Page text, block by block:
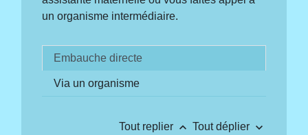
un organisme intermédiaire.
Embauche directe
Via un organisme
Tout replier keyboard_arrow_up Tout déplier keyboard_arrow_down